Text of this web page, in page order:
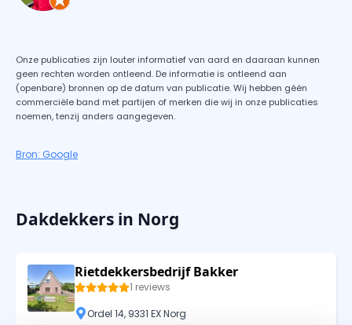
Onze publicaties zijn louter informatief van aard en daaraan kunnen
geen rechten worden ontleend. De informatie is ontleend aan
(openbare) bronnen op de datum van publicatie. Wij hebben géén
commerciële band met partijen of merken die wij in onze publicaties
noemen, tenzij anders aangegeven.
Bron: Google
Dakdekkers in Norg
Rietdekkersbedrijf Bakker
1 reviews
Ordel 14, 9331 EX Norg